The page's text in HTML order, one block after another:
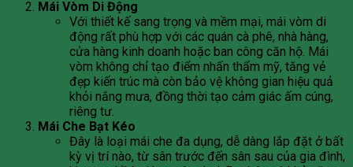
Mái Vòm Di Động
Với thiết kế sang trọng và mềm mại, mái vòm di
động rất phù hợp với các quán cà phê, nhà hàng,
cửa hàng kinh doanh hoặc ban công căn hộ. Mái
vòm không chỉ tạo điểm nhấn thẩm mỹ, tăng vẻ
đẹp kiến trúc mà còn bảo vệ không gian hiệu quả
khỏi nắng mưa, đồng thời tạo cảm giác ấm cúng,
riêng tư.
Mái Che Bạt Kéo
Đây là loại mái che đa dụng, dễ dàng lắp đặt ở bất
kỳ vị trí nào, từ sân trước đến sân sau của gia đình,